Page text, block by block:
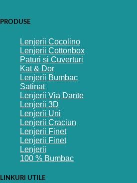
PRODUSE
Lenjerii Cocolino
Lenjerii Cottonbox
Paturi si Cuverturi
Kat & Dor
Lenjerii Bumbac
Satinat
Lenjerii Via Dante
Lenjerii 3D
Lenjerii Uni
Lenjerii Craciun
Lenjerii Finet
Lenjerii Finet
Lenjerii
100 % Bumbac
LINKURI UTILE